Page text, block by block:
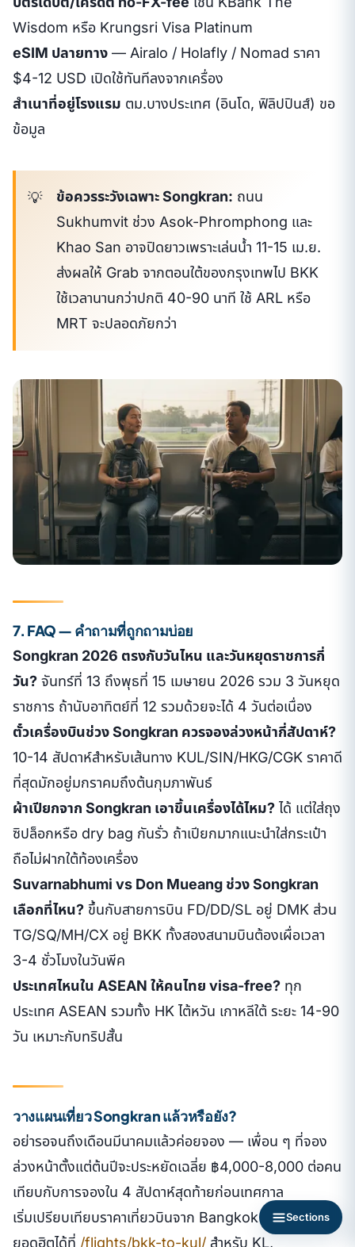
Wisdom หรือ Krungsri Visa Platinum
eSIM ปลายทาง — Airalo / Holafly / Nomad ราคา
$4-12 USD เปิดใช้ทันทีลงจากเครื่อง
สำเนาที่อยู่โรงแรม ตม.บางประเทศ (อินโด, ฟิลิปปินส์) ขอ
ข้อมูล
ข้อควรระวังเฉพาะ Songkran: ถนน
Sukhumvit ช่วง Asok-Phromphong และ
Khao San อาจปิดยาวเพราะเล่นน้ำ 11-15 เม.ย.
ส่งผลให้ Grab จากตอนใต้ของกรุงเทพไป BKK
ใช้เวลานานกว่าปกติ 40-90 นาที ใช้ ARL หรือ
MRT จะปลอดภัยกว่า
7. FAQ — คำถามที่ถูกถามบ่อย
Songkran 2026 ตรงกับวันไหน และวันหยุดราชการกี่
วัน? จันทร์ที่ 13 ถึงพุธที่ 15 เมษายน 2026 รวม 3 วันหยุด
ราชการ ถ้านับอาทิตย์ที่ 12 รวมด้วยจะได้ 4 วันต่อเนื่อง
ตั๋วเครื่องบินช่วง Songkran ควรจองล่วงหน้ากี่สัปดาห์?
10-14 สัปดาห์สำหรับเส้นทาง KUL/SIN/HKG/CGK ราคาดี
ที่สุดมักอยู่มกราคมถึงต้นกุมภาพันธ์
ผ้าเปียกจาก Songkran เอาขึ้นเครื่องได้ไหม? ได้ แต่ใส่ถุง
ซิปล็อกหรือ dry bag กันรั่ว ถ้าเปียกมากแนะนำใส่กระเป๋า
ถือไม่ฝากใต้ท้องเครื่อง
Suvarnabhumi vs Don Mueang ช่วง Songkran
เลือกที่ไหน? ขึ้นกับสายการบิน FD/DD/SL อยู่ DMK ส่วน
TG/SQ/MH/CX อยู่ BKK ทั้งสองสนามบินต้องเผื่อเวลา
3-4 ชั่วโมงในวันพีค
ประเทศไหนใน ASEAN ให้คนไทย visa-free? ทุก
ประเทศ ASEAN รวมทั้ง HK ไต้หวัน เกาหลีใต้ ระยะ 14-90
วัน เหมาะกับทริปสั้น
วางแผนเที่ยว Songkran แล้วหรือยัง?
อย่ารอจนถึงเดือนมีนาคมแล้วค่อยจอง — เพื่อน ๆ ที่จอง
ล่วงหน้าตั้งแต่ต้นปีจะประหยัดเฉลี่ย ฿4,000-8,000 ต่อคน
เทียบกับการจองใน 4 สัปดาห์สุดท้ายก่อนเทศกาล
เริ่มเปรียบเทียบราคาเที่ยวบินจาก Bangkok ไปเส้นทาง
ยอดฮิตได้ที่ /flights/bkk-to-kul/ สำหรับ KL,
Sections